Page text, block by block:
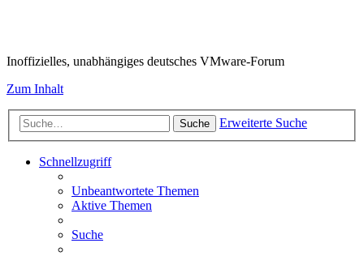
Inoffizielles, unabhängiges deutsches VMware-Forum
Zum Inhalt
Suche Erweiterte Suche
Schnellzugriff
Unbeantwortete Themen
Aktive Themen
Suche